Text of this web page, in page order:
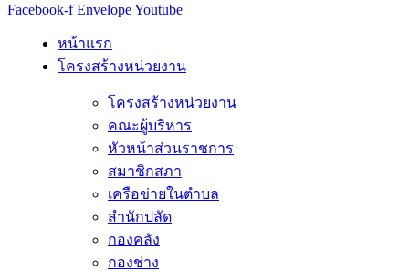
Facebook-f EnvelopeYoutube
หน้าแรก
โครงสร้างหน่วยงาน
โครงสร้างหน่วยงาน
คณะผู้บริหาร
หัวหน้าส่วนราชการ
สมาชิกสภา
เครือข่ายในตำบล
สำนักปลัด
กองคลัง
กองช่าง